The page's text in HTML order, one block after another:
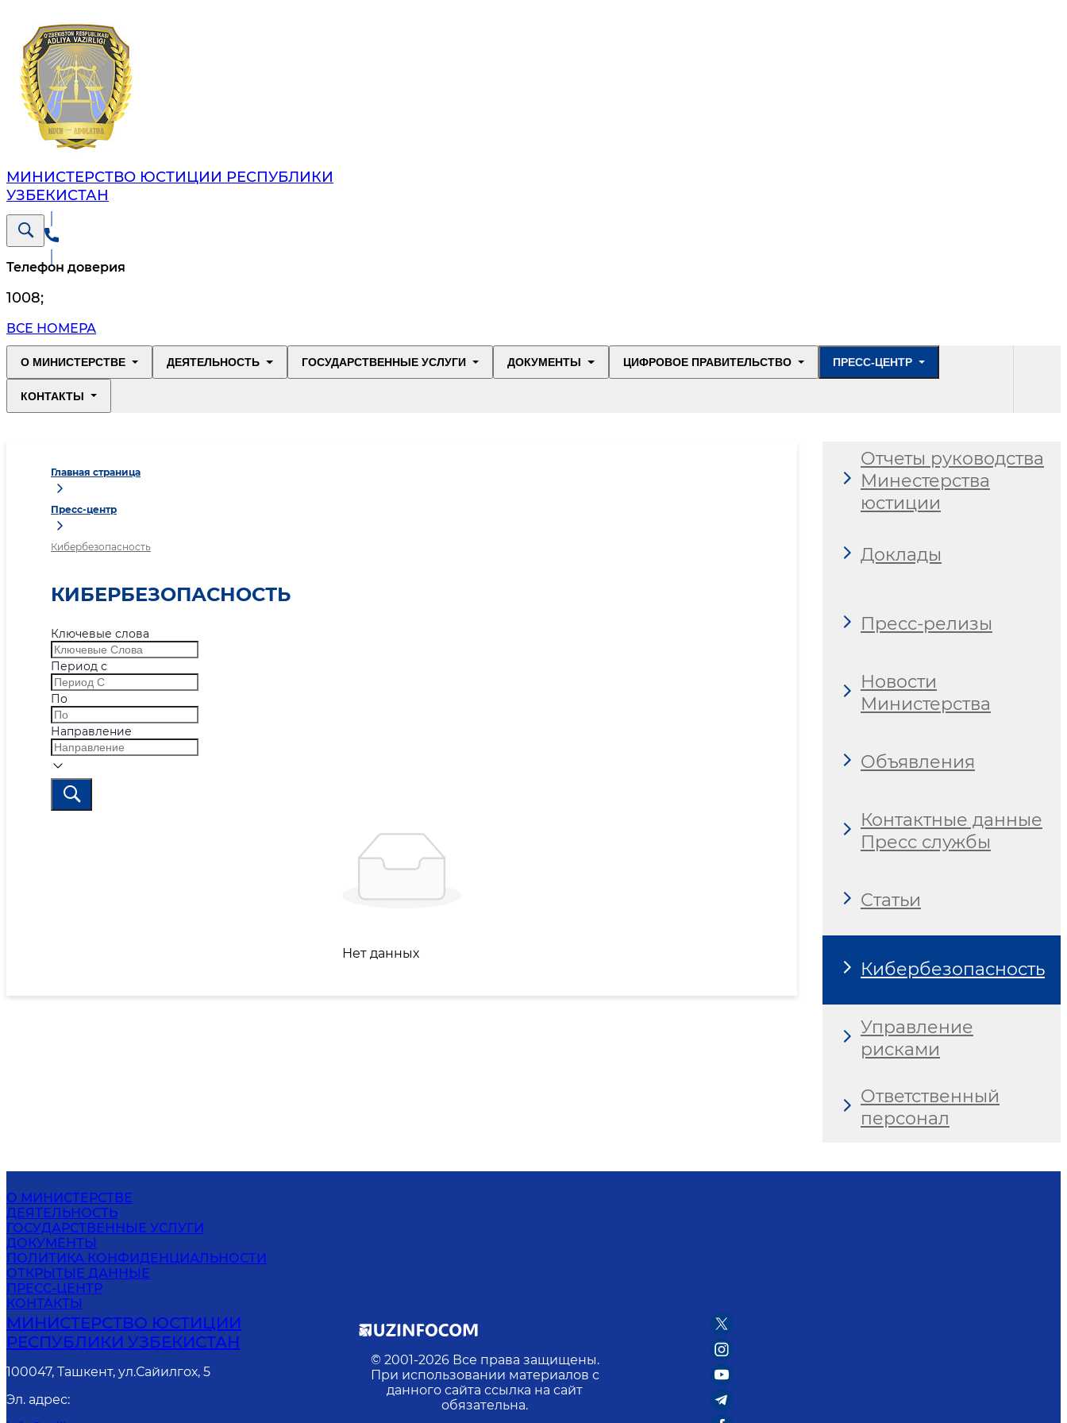
МИНИСТЕРСТВО ЮСТИЦИИ РЕСПУБЛИКИ
УЗБЕКИСТАН
Телефон доверия
1008;
ВСЕ НОМЕРА
О МИНИСТЕРСТВЕ ДЕЯТЕЛЬНОСТЬ ГОСУДАРСТВЕННЫЕ УСЛУГИ ДОКУМЕНТЫ ЦИФРОВОЕ ПРАВИТЕЛЬСТВО ПРЕСС-ЦЕНТР
КОНТАКТЫ
Главная страница
Пресс-центр
Кибербезопасность
КИБЕРБЕЗОПАСНОСТЬ
Ключевые слова
Период с
По
Направление
Нет данных
Отчеты руководства
Минестерства
юстиции
Доклады
Пресс-релизы
Новости
Министерства
Объявления
Контактные данные
Пресс службы
Статьи
Кибербезопасность
Управление
рисками
Ответственный
персонал
О МИНИСТЕРСТВЕ
ДЕЯТЕЛЬНОСТЬ
ГОСУДАРСТВЕННЫЕ УСЛУГИ
ДОКУМЕНТЫ
ПОЛИТИКА КОНФИДЕНЦИАЛЬНОСТИ
ОТКРЫТЫЕ ДАННЫЕ
ПРЕСС-ЦЕНТР
КОНТАКТЫ
МИНИСТЕРСТВО ЮСТИЦИИ
РЕСПУБЛИКИ УЗБЕКИСТАН
100047, Ташкент, ул.Сайилгох, 5
Эл. адрес:
© 2001-2026 Все права защищены.
При использовании материалов с
данного сайта ссылка на сайт
обязательна.